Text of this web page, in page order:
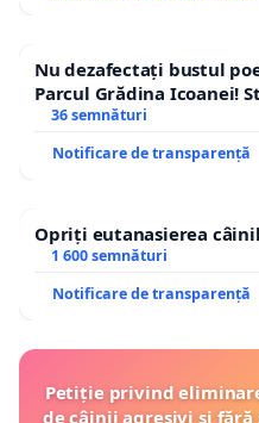
Nu dezafectați bustul
Parcul Grădina Icoanei!
36 semnături
Notificare de transparență
Opriți eutanasierea
1 600 semnături
Notificare de transparență
Petiție privind
de câinii agresivi și